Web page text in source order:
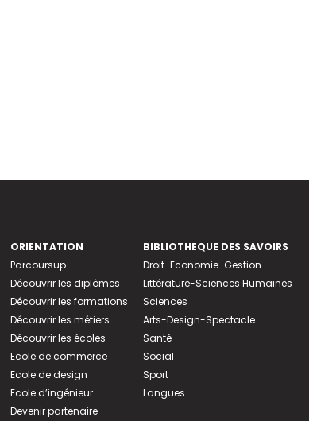
ORIENTATION
Parcoursup
Découvrir les diplômes
Découvrir les formations
Découvrir les métiers
Découvrir les écoles
Ecole de commerce
Ecole de design
Ecole d’ingénieur
Devenir partenaire
BIBLIOTHEQUE DES SAVOIRS
Droit-Economie-Gestion
Littérature-Sciences Humaines
Sciences
Arts-Design-Spectacle
Santé
Social
Sport
Langues